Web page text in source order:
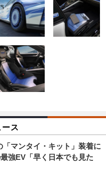
ス
「マンタイ・キット」装着に
強EV「早く日本でも見た